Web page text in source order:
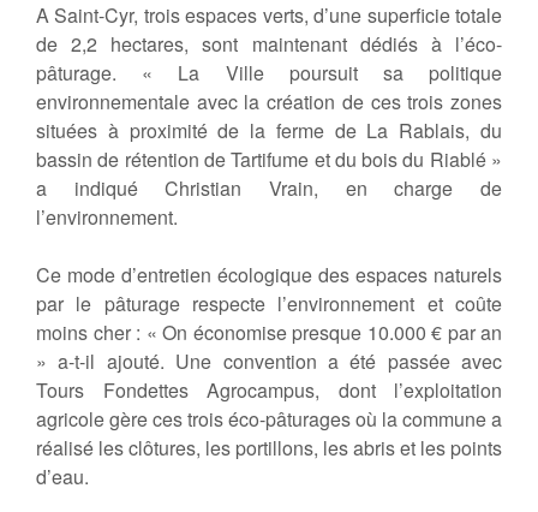
A Saint-Cyr, trois espaces verts, d’une superficie totale
de 2,2 hectares, sont maintenant dédiés à l’éco-
pâturage. « La Ville poursuit sa politique
environnementale avec la création de ces trois zones
situées à proximité de la ferme de La Rablais, du
bassin de rétention de Tartifume et du bois du Riablé »
a indiqué Christian Vrain, en charge de
l’environnement.
Ce mode d’entretien écologique des espaces naturels
par le pâturage respecte l’environnement et coûte
moins cher : « On économise presque 10.000 € par an
» a-t-il ajouté. Une convention a été passée avec
Tours Fondettes Agrocampus, dont l’exploitation
agricole gère ces trois éco-pâturages où la commune a
réalisé les clôtures, les portillons, les abris et les points
d’eau.